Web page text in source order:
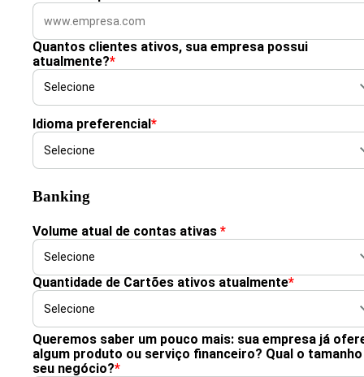
Quantos clientes ativos, sua empresa possui
atualmente?*
Idioma preferencial*
Banking
Volume atual de contas ativas *
Quantidade de Cartões ativos atualmente*
Queremos saber um pouco mais: sua empresa já
algum produto ou serviço financeiro? Qual o
seu negócio?*